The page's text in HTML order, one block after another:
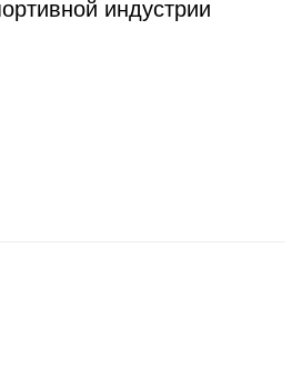
индустрии